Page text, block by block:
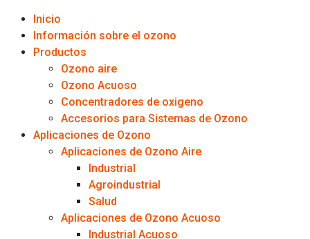
Inicio
Información sobre el ozono
Productos
Ozono aire
Ozono Acuoso
Concentradores de oxigeno
Accesorios para Sistemas de Ozono
Aplicaciones de Ozono
Aplicaciones de Ozono Aire
Industrial
Agroindustrial
Salud
Aplicaciones de Ozono Acuoso
Industrial Acuoso